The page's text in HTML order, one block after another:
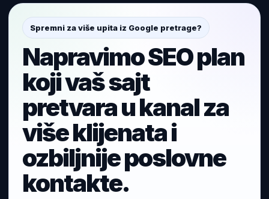
Spremni za više upita iz Google pretrage?
Napravimo SEO plan
koji vaš sajt
pretvara u kanal za
više klijenata i
ozbiljnije poslovne
kontakte.